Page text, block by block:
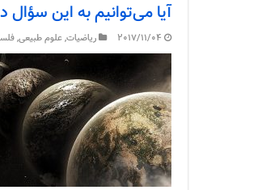
آیا می‌توانیم به این
2017/11/04 ریاضیات,علوم طبیعی,